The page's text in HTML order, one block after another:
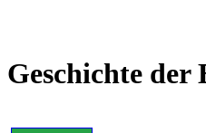
Geschichte